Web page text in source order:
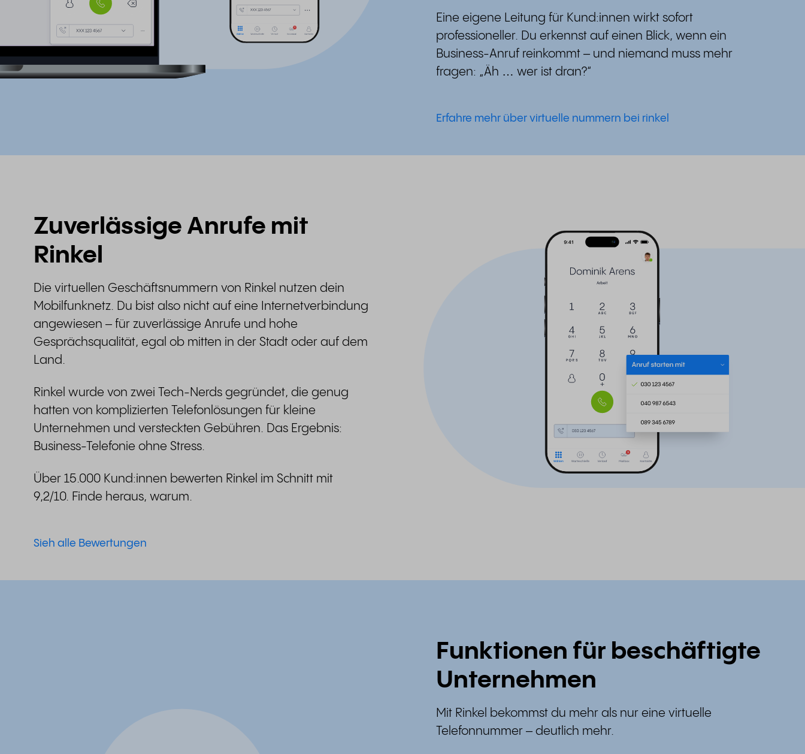
Eine eigene Leitung für Kund:innen wirkt sofort
professioneller. Du erkennst auf einen Blick, wenn ein
Business-Anruf reinkommt – und niemand muss mehr
fragen: „Äh … wer ist dran?“
Erfahre mehr über virtuelle nummern bei rinkel
Zuverlässige Anrufe mit
Rinkel
Die virtuellen Geschäftsnummern von Rinkel nutzen dein
Mobilfunknetz. Du bist also nicht auf eine Internetverbindung
angewiesen – für zuverlässige Anrufe und hohe
Gesprächsqualität, egal ob mitten in der Stadt oder auf dem
Land.
Rinkel wurde von zwei Tech-Nerds gegründet, die genug
hatten von komplizierten Telefonlösungen für kleine
Unternehmen und versteckten Gebühren. Das Ergebnis:
Business-Telefonie ohne Stress.
Über 15.000 Kund:innen bewerten Rinkel im Schnitt mit
9,2/10. Finde heraus, warum.
Sieh alle Bewertungen
Funktionen für beschäftigte
Unternehmen
Mit Rinkel bekommst du mehr als nur eine virtuelle
Telefonnummer – deutlich mehr.